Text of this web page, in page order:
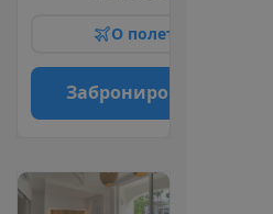
О полет
Заброниро